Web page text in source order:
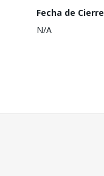
Fecha de Cierre
N/A